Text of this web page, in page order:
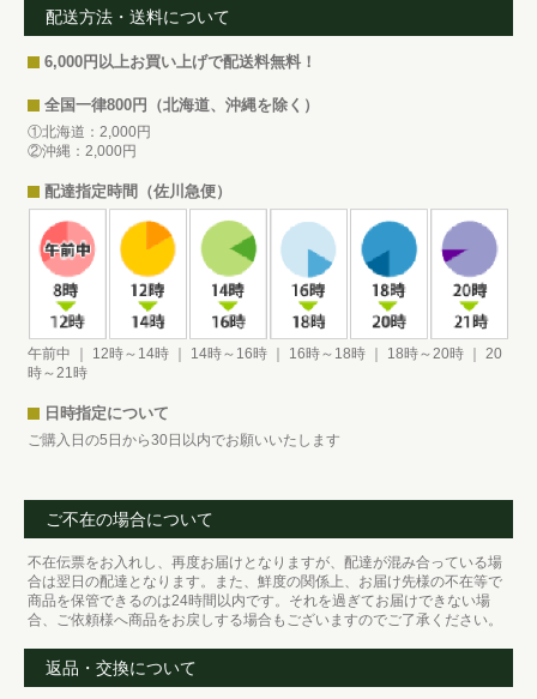
配送方法・送料について
6,000円以上お買い上げで配送料無料！
全国一律800円（北海道、沖縄を除く）
①北海道：2,000円
②沖縄：2,000円
配達指定時間（佐川急便）
午前中 ｜ 12時～14時 ｜ 14時～16時 ｜ 16時～18時 ｜ 18時～20時 ｜ 20
時～21時
日時指定について
ご購入日の5日から30日以内でお願いいたします
ご不在の場合について
不在伝票をお入れし、再度お届けとなりますが、配達が混み合っている場
合は翌日の配達となります。また、鮮度の関係上、お届け先様の不在等で
商品を保管できるのは24時間以内です。それを過ぎてお届けできない場
合、ご依頼様へ商品をお戻しする場合もございますのでご了承ください。
返品・交換について